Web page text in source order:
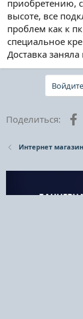
приобретению,
высоте, все
проблем как к
специальное
Доставка
Поделиться:
Интернет